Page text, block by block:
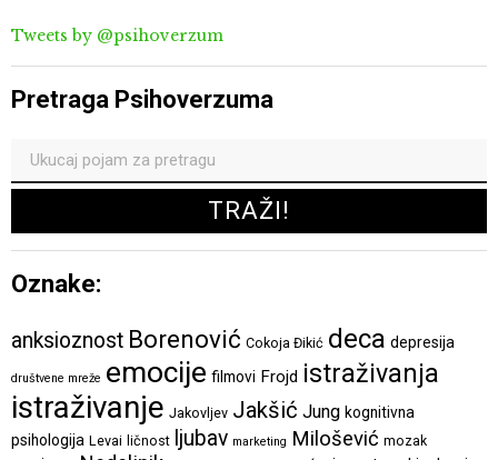
Tweets by @psihoverzum
Pretraga Psihoverzuma
Oznake:
anksioznost Borenović Cokoja Đikić deca depresija
društvene mreže emocije filmovi Frojd istraživanja
istraživanje Jakovljev Jakšić Jung kognitivna
psihologija Levai ličnost ljubav marketing Milošević mozak